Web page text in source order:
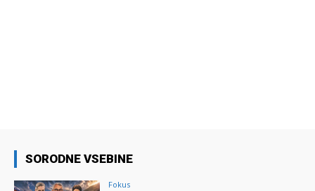
SORODNE VSEBINE
Fokus